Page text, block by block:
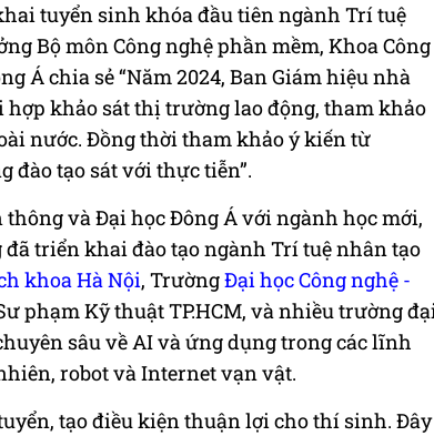
tuyển sinh khóa đầu tiên ngành Trí tuệ
Bộ môn Công nghệ phần mềm, Khoa Công
Á chia sẻ “Năm 2024, Ban Giám hiệu nhà
khảo sát thị trường lao động, tham khảo
nước. Đồng thời tham khảo ý kiến từ
đào tạo sát với thực tiễn”.
và Đại học Đông Á với ngành học mới,
triển khai đào tạo ngành Trí tuệ nhân tạo
khoa Hà Nội, TrườngĐại học Công nghệ -
phạm Kỹ thuật TP.HCM, và nhiều trường
sâu về AI và ứng dụng trong các lĩnh
robot và Internet vạn vật.
tạo điều kiện thuận lợi cho thí sinh. Đây